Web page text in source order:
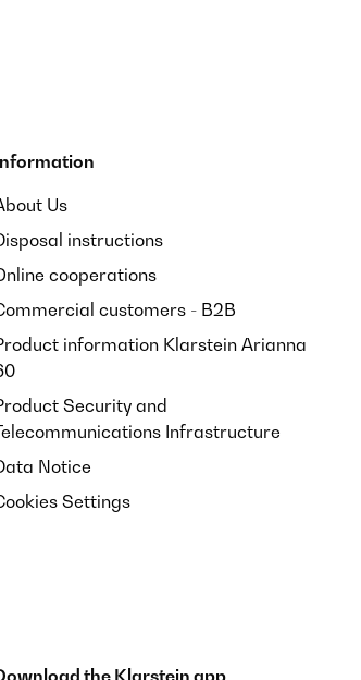
Ergänzung für unsere Handtücher,
y es de bajo consumo. Justo lo
Us
instructions
cooperations
customers - B2B
information Klarstein Arianna
Security and
Infrastructure
Notice
Settings
the Klarstein app